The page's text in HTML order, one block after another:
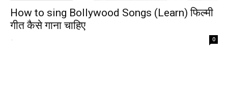
How to sing Bollywood Songs (Learn) फिल्मी
गीत कैसे गाना चाहिए
- 0